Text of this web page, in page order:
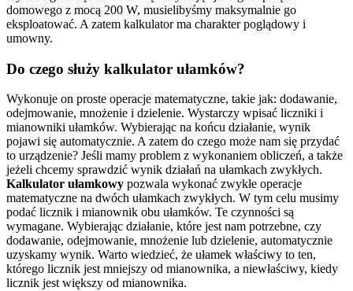
domowego z mocą 200 W, musielibyśmy maksymalnie go
eksploatować. A zatem kalkulator ma charakter poglądowy i
umowny.
Do czego służy kalkulator ułamków?
Wykonuje on proste operacje matematyczne, takie jak: dodawanie,
odejmowanie, mnożenie i dzielenie. Wystarczy wpisać liczniki i
mianowniki ułamków. Wybierając na końcu działanie, wynik
pojawi się automatycznie. A zatem do czego może nam się przydać
to urządzenie? Jeśli mamy problem z wykonaniem obliczeń, a także
jeżeli chcemy sprawdzić wynik działań na ułamkach zwykłych.
Kalkulator ułamkowy pozwala wykonać zwykłe operacje
matematyczne na dwóch ułamkach zwykłych. W tym celu musimy
podać licznik i mianownik obu ułamków. Te czynności są
wymagane. Wybierając działanie, które jest nam potrzebne, czy
dodawanie, odejmowanie, mnożenie lub dzielenie, automatycznie
uzyskamy wynik. Warto wiedzieć, że ułamek właściwy to ten,
którego licznik jest mniejszy od mianownika, a niewłaściwy, kiedy
licznik jest większy od mianownika.